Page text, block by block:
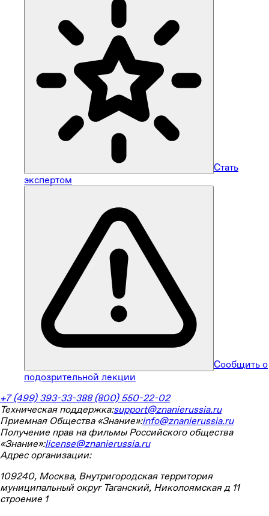
Стать
экспертом
Сообщить о
подозрительной лекции
+7 (499) 393-33-388 (800) 550-22-02
Техническая поддержка:support@znanierussia.ru
Приемная Общества «Знание»:info@znanierussia.ru
Получение прав на фильмы Российского общества
«Знание»:license@znanierussia.ru
Адрес организации:
109240, Москва, Внутригородская территория
муниципальный округ Таганский, Николоямская д 11
строение 1